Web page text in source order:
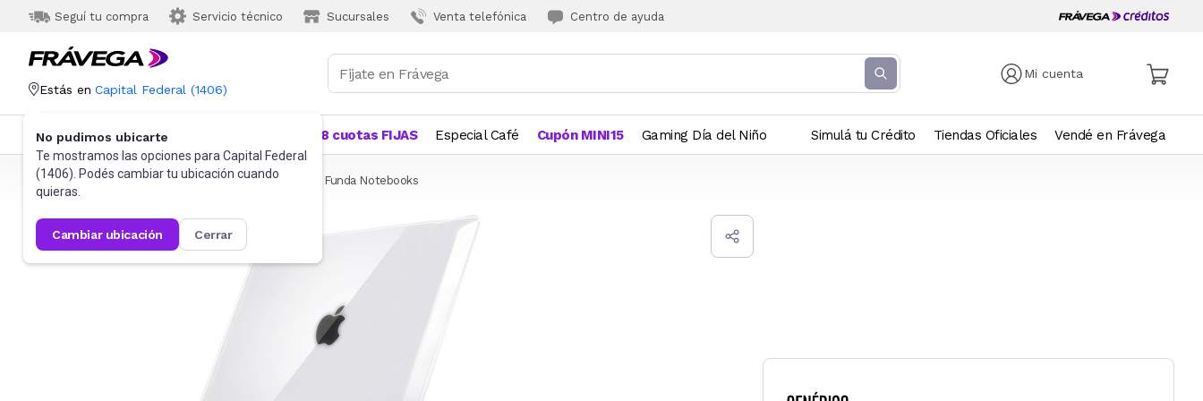
Seguí tu compra Servicio técnico Sucursales Venta telefónica Centro de ayuda
Mi cuenta
Estás en Capital Federal (1406)
No pudimos ubicarte
Te mostramos las opciones para Capital Federal
(1406). Podés cambiar tu ubicación cuando
quieras.
cambiar ubicación cerrar
Categorías Más Vendidos 18 cuotas FIJAS Especial Café Cupón MINI15 Gaming Día del Niño Simulá tu Crédito Tiendas Oficiales Vendé en Frávega
Frávega Informática Accesorios de Informática Funda Notebooks